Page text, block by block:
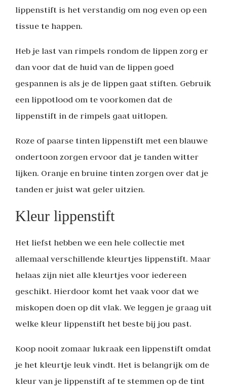
lippenstift is het verstandig om nog even op een
tissue te happen.
Heb je last van rimpels rondom de lippen zorg er
dan voor dat de huid van de lippen goed
gespannen is als je de lippen gaat stiften. Gebruik
een lippotlood om te voorkomen dat de
lippenstift in de rimpels gaat uitlopen.
Roze of paarse tinten lippenstift met een blauwe
ondertoon zorgen ervoor dat je tanden witter
lijken. Oranje en bruine tinten zorgen over dat je
tanden er juist wat geler uitzien.
Kleur lippenstift
Het liefst hebben we een hele collectie met
allemaal verschillende kleurtjes lippenstift. Maar
helaas zijn niet alle kleurtjes voor iedereen
geschikt. Hierdoor komt het vaak voor dat we
miskopen doen op dit vlak. We leggen je graag uit
welke kleur lippenstift het beste bij jou past.
Koop nooit zomaar lukraak een lippenstift omdat
je het kleurtje leuk vindt. Het is belangrijk om de
kleur van je lippenstift af te stemmen op de tint